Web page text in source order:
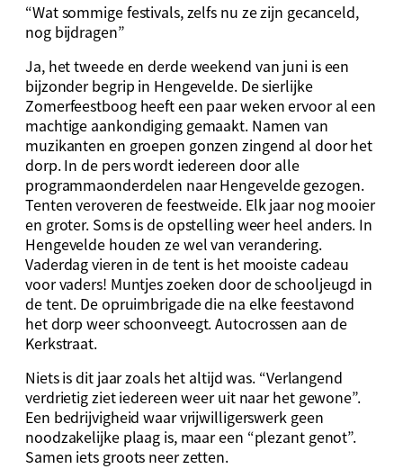
“Wat sommige festivals, zelfs nu ze zijn gecanceld,
nog bijdragen”
Ja, het tweede en derde weekend van juni is een
bijzonder begrip in Hengevelde. De sierlijke
Zomerfeestboog heeft een paar weken ervoor al een
machtige aankondiging gemaakt. Namen van
muzikanten en groepen gonzen zingend al door het
dorp. In de pers wordt iedereen door alle
programmaonderdelen naar Hengevelde gezogen.
Tenten veroveren de feestweide. Elk jaar nog mooier
en groter. Soms is de opstelling weer heel anders. In
Hengevelde houden ze wel van verandering.
Vaderdag vieren in de tent is het mooiste cadeau
voor vaders! Muntjes zoeken door de schooljeugd in
de tent. De opruimbrigade die na elke feestavond
het dorp weer schoonveegt. Autocrossen aan de
Kerkstraat.
Niets is dit jaar zoals het altijd was. “Verlangend
verdrietig ziet iedereen weer uit naar het gewone”.
Een bedrijvigheid waar vrijwilligerswerk geen
noodzakelijke plaag is, maar een “plezant genot”.
Samen iets groots neer zetten.